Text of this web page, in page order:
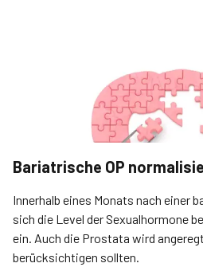
Bariatrische OP
Innerhalb eines Monats nach einer
sich die Level der Sexualhormone
ein. Auch die Prostata wird
berücksichtigen sollten.